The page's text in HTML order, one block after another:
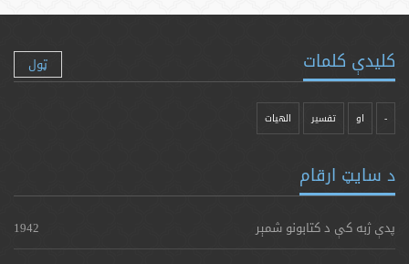
کلیدې کلمات ټول
- او تفسیر الهیات
د سایټ ارقام
پدې ژبه کې د کتابونو شمېر
1942